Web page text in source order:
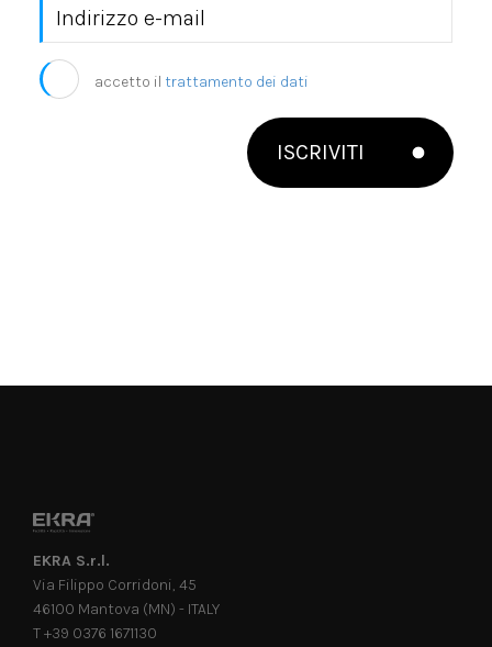
accetto il trattamento dei dati
ISCRIVITI
EKRA S.r.l.
Via Filippo Corridoni, 45
46100 Mantova (MN) - ITALY
T +39 0376 1671130